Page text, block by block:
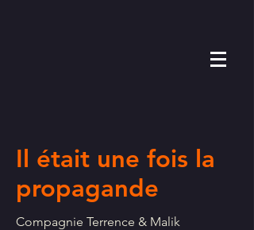
Il était une fois la
propagande
Compagnie Terrence & Malik